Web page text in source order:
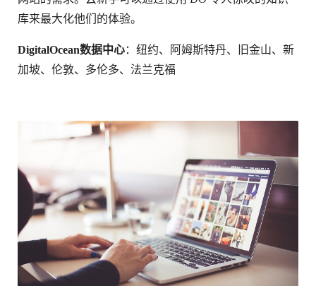
库来最大化他们的体验。
DigitalOcean数据中心：纽约、阿姆斯特丹、旧金山、新
加坡、伦敦、多伦多、法兰克福